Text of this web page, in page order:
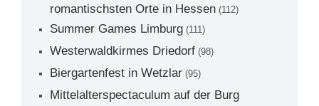
romantischsten Orte in Hessen (112)
Summer Games Limburg (111)
Westerwaldkirmes Driedorf (98)
Biergartenfest in Wetzlar (95)
Mittelalterspectaculum auf der Burg